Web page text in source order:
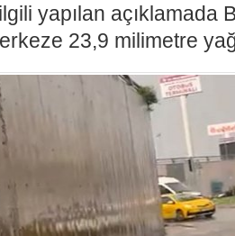
yapılan açıklamada
23,9 milimetre